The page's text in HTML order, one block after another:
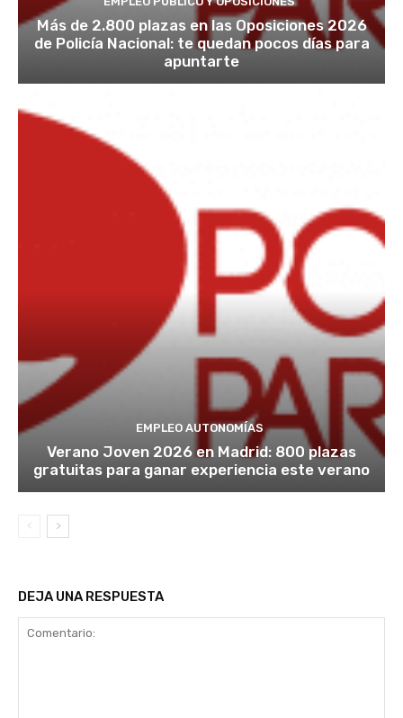
Más de 2.800 plazas en las Oposiciones 2026
de Policía Nacional: te quedan pocos días para
apuntarte
EMPLEO AUTONOMÍAS
Verano Joven 2026 en Madrid: 800 plazas
gratuitas para ganar experiencia este verano
DEJA UNA RESPUESTA